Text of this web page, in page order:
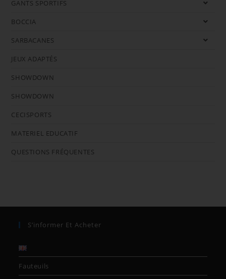
GANTS SPORTIFS
BOCCIA
SARBACANES
JEUX ADAPTÉS
SHOWDOWN
SHOWDOWN
CECISPORTS
MATERIEL EDUCATIF
QUESTIONS FRÉQUENTES
S’informer Et Acheter
Fauteuils